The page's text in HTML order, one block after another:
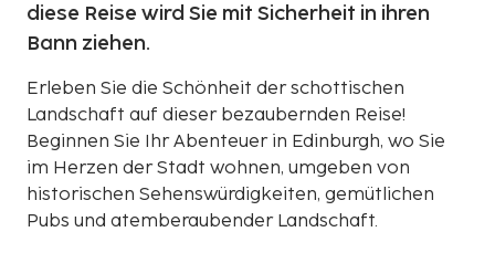
diese Reise wird Sie mit Sicherheit in ihren
Bann ziehen.
Erleben Sie die Schönheit der schottischen
Landschaft auf dieser bezaubernden Reise!
Beginnen Sie Ihr Abenteuer in Edinburgh, wo Sie
im Herzen der Stadt wohnen, umgeben von
historischen Sehenswürdigkeiten, gemütlichen
Pubs und atemberaubender Landschaft.